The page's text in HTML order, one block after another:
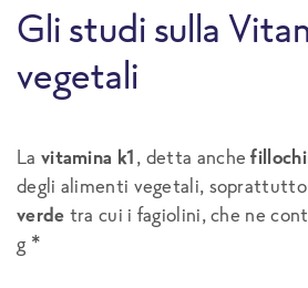
Gli studi sulla
vegetali
La vitamina k1, detta anche
degli alimenti vegetali,
verde tra cui i fagiolini, che ne
g *